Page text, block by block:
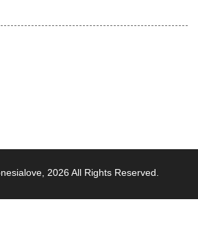
, 2026 All Rights Reserved.